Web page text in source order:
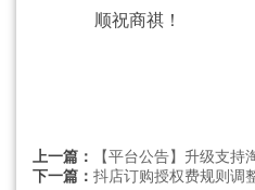
顺祝商祺！
上一篇：
【平台公告】升级支
下一篇： 抖店订购授权费规则调